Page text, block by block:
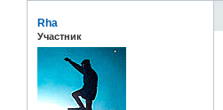
Rha
Участник